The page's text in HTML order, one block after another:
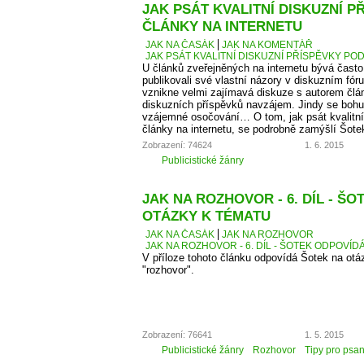
JAK PSÁT KVALITNÍ DISKUZNÍ
ČLÁNKY NA INTERNETU
JAK NA ČASÁK
JAK NA KOMENTÁŘ
JAK PSÁT KVALITNÍ DISKUZNÍ PŘÍSPĚVKY
U článků zveřejněných na internetu bývá
publikovali své vlastní názory v diskuzním
vznikne velmi zajímavá diskuze s autorem
diskuzních příspěvků navzájem. Jindy se
vzájemné osočování… O tom, jak psát
články na internetu, se podrobně zamýšlí
Zobrazení: 74624 1. 6. 2015
Publicistické žánry
JAK NA ROZHOVOR - 6. DÍL -
OTÁZKY K TÉMATU
JAK NA ČASÁK
JAK NA ROZHOVOR
JAK NA ROZHOVOR - 6. DÍL - ŠOTEK
V příloze tohoto článku odpovídá Šotek na
"rozhovor".
Zobrazení: 76641 1. 5. 2015
Publicistické žánry Rozhovor Tipy pro